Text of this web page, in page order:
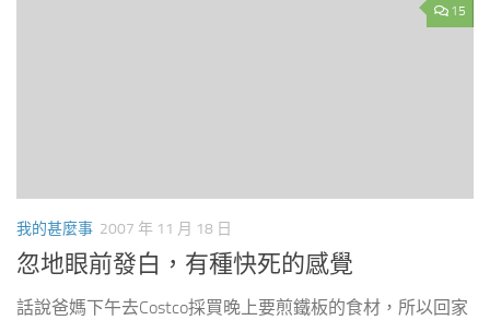
15
我的甚麼事 2007 年 11 月 18 日
忽地眼前發白，有種快死的感覺
話說爸媽下午去Costco採買晚上要煎鐵板的食材，所以回家